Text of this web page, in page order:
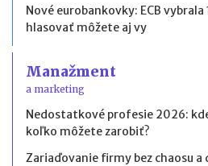
Nové eurobankovky: ECB
hlasovať môžete aj vy
Manažment
a marketing
Nedostatkové profesie 2026:
koľko môžete zarobiť?
Zariaďovanie firmy bez chaosu